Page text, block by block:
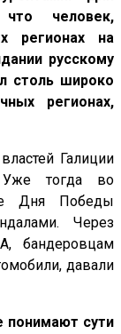
человек,
регионах на
русскому
столь широко
регионах,
Галиции
Уже тогда во
Дня Победы
Через
бандеровцам
давали
понимают сути